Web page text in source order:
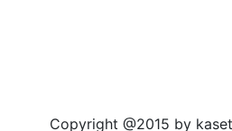
@2015 by